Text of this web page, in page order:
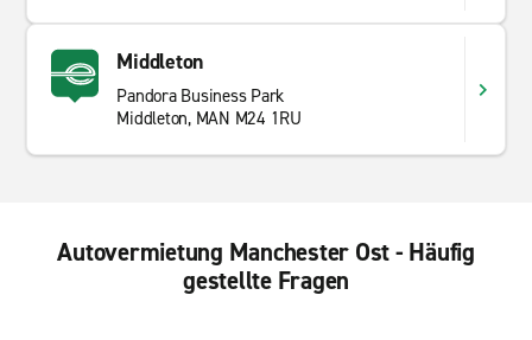
Middleton
Pandora Business Park
Middleton, MAN M24 1RU
Autovermietung Manchester Ost - Häufig
gestellte Fragen